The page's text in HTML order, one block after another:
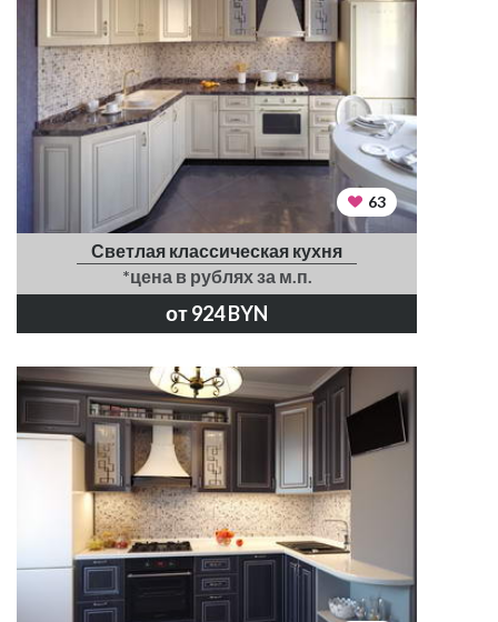
63
Светлая классическая кухня
*цена в рублях за м.п.
от 924 BYN